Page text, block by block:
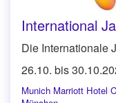
International
Die Internationale
26.10. bis
Munich Marriott Hotel